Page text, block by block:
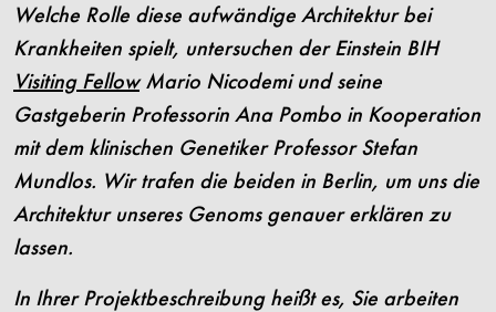
Welche Rolle diese aufwändige Architektur bei
Krankheiten spielt, untersuchen der Einstein BIH
Visiting FellowMario Nicodemi und seine
Gastgeberin Professorin Ana Pombo in Kooperation
mit dem klinischen Genetiker Professor Stefan
Mundlos. Wir trafen die beiden in Berlin, um uns die
Architektur unseres Genoms genauer erklären zu
lassen.
In Ihrer Projektbeschreibung heißt es, Sie arbeiten